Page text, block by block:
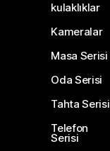
kulaklıklar
Kameralar
Masa Serisi
Oda Serisi
Tahta Serisi
Telefon
Serisi